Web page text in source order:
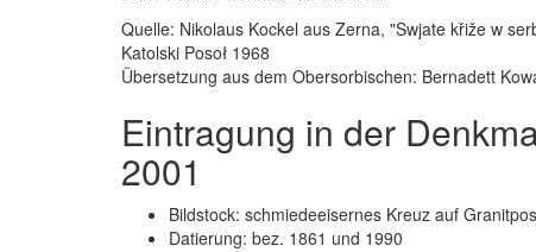
Quelle: Nikolaus Kockel aus Zerna, "Swjate křiže w
Katolski Posoł 1968
Übersetzung aus dem Obersorbischen: Bernadett
Eintragung in der
2001
Bildstock: schmiedeeisernes Kreuz auf
Datierung: bez. 1861 und 1990